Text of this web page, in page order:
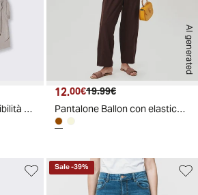
Maglia con nodo e vestibilità comoda - Grigio fango
AI generated
Prezzo attuale
12.00€ Prezzo originale
19.99€
Pantalone Ballon con elastico in vita - Marrone cioccolato
Sale-39%